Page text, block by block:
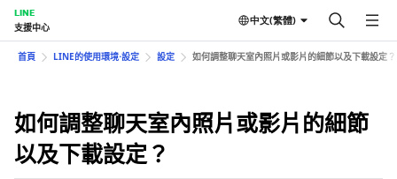
LINE
支援中心
中文(繁體)
首頁 LINE的使用環境⋅設定 設定 如何調整聊天室內照片或影片的細節以及下載設定？
如何調整聊天室內照片或影片的細節
以及下載設定？